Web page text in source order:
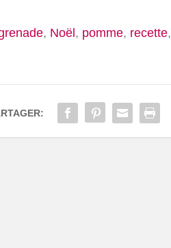
, Noël , pomme, recette,